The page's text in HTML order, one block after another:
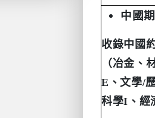
中國
收錄中國
（冶金、
E 、文學/
科學I 、